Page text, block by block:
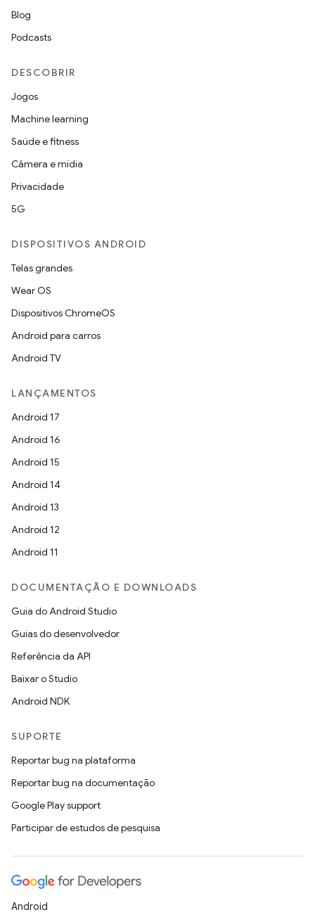
Blog
Podcasts
DESCOBRIR
Jogos
Machine learning
Saúde e fitness
Câmera e mídia
Privacidade
5G
DISPOSITIVOS ANDROID
Telas grandes
Wear OS
Dispositivos ChromeOS
Android para carros
Android TV
LANÇAMENTOS
Android 17
Android 16
Android 15
Android 14
Android 13
Android 12
Android 11
DOCUMENTAÇÃO E DOWNLOADS
Guia do Android Studio
Guias do desenvolvedor
Referência da API
Baixar o Studio
Android NDK
SUPORTE
Reportar bug na plataforma
Reportar bug na documentação
Google Play support
Participar de estudos de pesquisa
Android